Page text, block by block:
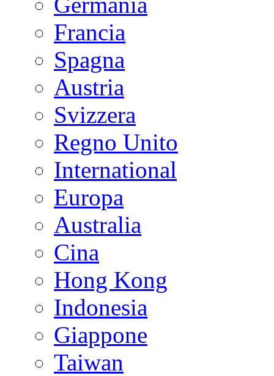
Francia
Spagna
Austria
Svizzera
Regno Unito
International
Europa
Australia
Cina
Hong Kong
Indonesia
Giappone
Taiwan